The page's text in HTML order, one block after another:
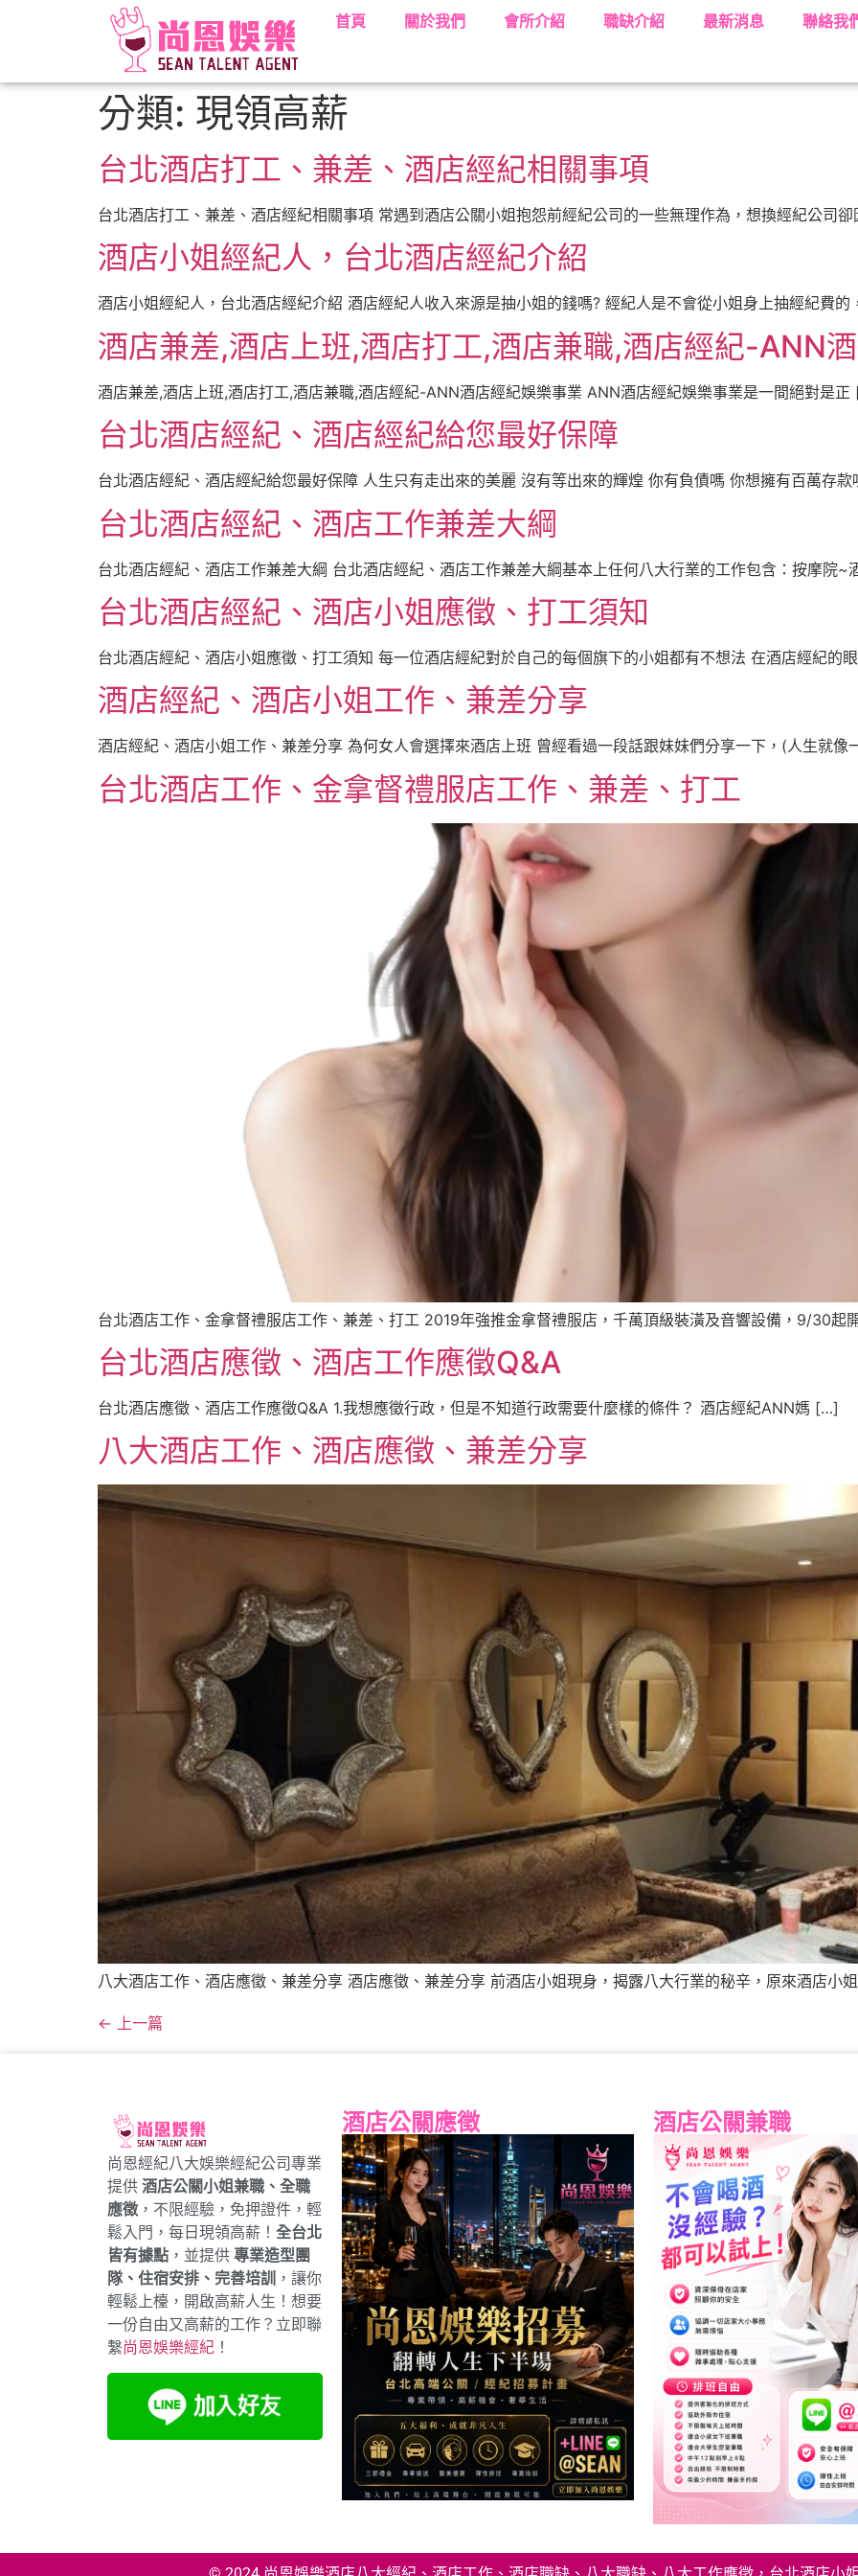
首頁 關於我們 會所介紹 職缺介紹 最新消息 聯絡我
分類: 現領高薪
台北酒店打工、兼差、酒店經紀相關事項
台北酒店打工、兼差、酒店經紀相關事項 常遇到酒店公關小姐抱怨前經紀公司的一些無理作為，想換經紀公司
酒店小姐經紀人，台北酒店經紀介紹
酒店小姐經紀人，台北酒店經紀介紹 酒店經紀人收入來源是抽小姐的錢嗎? 經紀人是不會從小姐身上抽經紀費
酒店兼差,酒店上班,酒店打工,酒店兼職,酒店經紀-ANN
酒店兼差,酒店上班,酒店打工,酒店兼職,酒店經紀-ANN酒店經紀娛樂事業 ANN酒店經紀娛樂事業是一間絕對是
台北酒店經紀、酒店經紀給您最好保障
台北酒店經紀、酒店經紀給您最好保障 人生只有走出來的美麗 沒有等出來的輝煌 你有負債嗎 你想擁有百萬存
台北酒店經紀、酒店工作兼差大綱
台北酒店經紀、酒店工作兼差大綱 台北酒店經紀、酒店工作兼差大綱基本上任何八大行業的工作包含：按摩院
台北酒店經紀、酒店小姐應徵、打工須知
台北酒店經紀、酒店小姐應徵、打工須知 每一位酒店經紀對於自己的每個旗下的小姐都有不想法 在酒店經紀的
酒店經紀、酒店小姐工作、兼差分享
酒店經紀、酒店小姐工作、兼差分享 為何女人會選擇來酒店上班 曾經看過一段話跟妹妹們分享一下，(人生就
台北酒店工作、金拿督禮服店工作、兼差、打工
台北酒店工作、金拿督禮服店工作、兼差、打工 2019年強推金拿督禮服店，千萬頂級裝潢及音響設備，9/30起
台北酒店應徵、酒店工作應徵Q&A
台北酒店應徵、酒店工作應徵Q&A 1.我想應徵行政，但是不知道行政需要什麼樣的條件？ 酒店經紀ANN媽 […]
八大酒店工作、酒店應徵、兼差分享
八大酒店工作、酒店應徵、兼差分享 酒店應徵、兼差分享 前酒店小姐現身，揭露八大行業的秘辛，原來酒店小
← 上一篇
尚恩經紀八大娛樂經紀公司專業
提供 酒店公關小姐兼職、全職
應徵 ，不限經驗，免押證件，輕
鬆入門，每日現領高薪！ 全台北
皆有據點 ，並提供 專業造型團
隊、住宿安排、完善培訓
，讓你
輕鬆上檯，開啟高薪人生！想要
一份自由又高薪的工作？立即聯
繫尚恩娛樂經紀 ！
酒店公關應徵 酒店公關兼職